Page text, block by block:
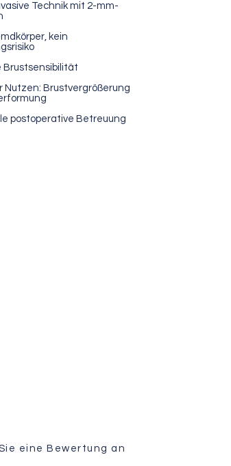
Technik mit 2-mm-
kein
Brustsensibilität
Nutzen: Brustvergrößerung
postoperative Betreuung
eine Bewertung an